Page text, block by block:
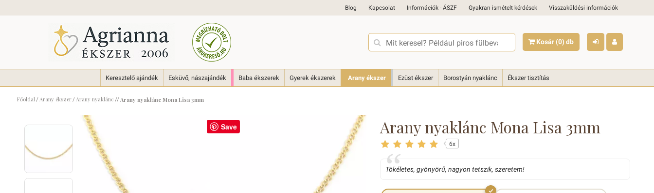
Blog Kapcsolat Információk - ÁSZF Gyakran ismételt kérdések Visszaküldési információk
Kosár (0) db
Keresztelő ajándék Esküvő, nászajándék Baba ékszerek Gyerek ékszerek Arany ékszer Ezüst ékszer Borostyán nyaklánc Ékszer tisztítás
Főoldal/Arany ékszer/Arany nyaklánc //Arany nyaklánc Mona Lisa 3mm
Save Arany nyaklánc Mona Lisa 3mm
6x
Tökéletes, gyönyörű, nagyon tetszik, szeretem!